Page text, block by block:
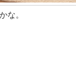
な。